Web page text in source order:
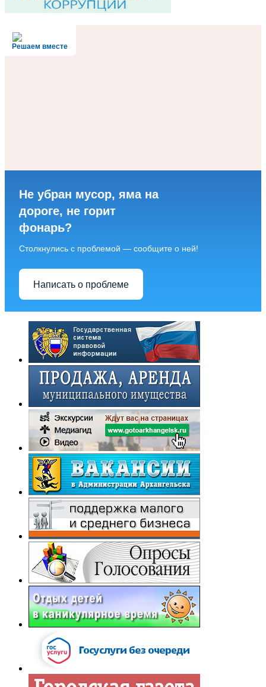
Решаем вместе
Не убран мусор, яма на
дороге, не горит
фонарь?
Столкнулись с проблемой — сообщите о ней!
Написать о проблеме